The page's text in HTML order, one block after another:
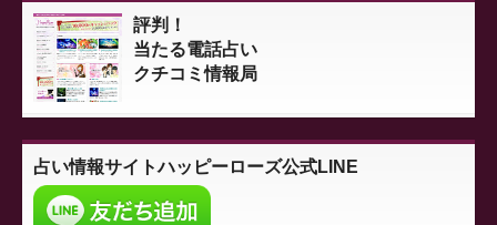
評判！
当たる電話占い
クチコミ情報局
占い情報サイトハッピーローズ公式LINE